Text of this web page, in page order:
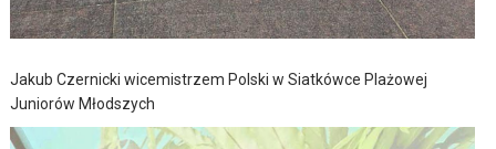
Jakub Czernicki wicemistrzem Polski w Siatkówce Plażowej
Juniorów Młodszych